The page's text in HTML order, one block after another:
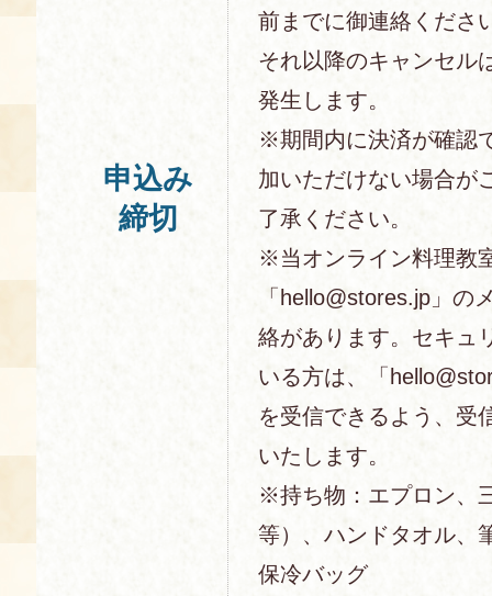
申込み
締切
前までに御連絡くださ
それ以降のキャンセル
発生します。
※期間内に決済が確認
加いただけない場合が
了承ください。
※当オンライン料理教
「hello@stores.jp」の
絡があります。セキュ
いる方は、「
を受信できるよう、受
いたします。
※持ち物：エプロン、
等）、ハンドタオル、
保冷バッグ